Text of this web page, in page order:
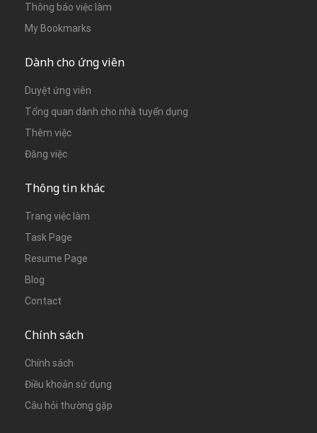
Thông báo việc làm
My Bookmarks
Dành cho ứng viên
Duyệt ứng viên
Tổng quan dành cho nhà tuyển dụng
Thêm việc
Đăng việc
Thông tin khác
Trang việc làm
Task Page
Resume Page
Blog
Contact
Chính sách
Chính sách
Điều khoản sử dụng
Câu hỏi thường gặp